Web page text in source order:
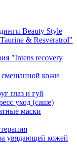
Beauty Style
& Resveratrol"
"Intens recovery
кожи
глаз и губ
уход (саше)
маски
увядающей кожей